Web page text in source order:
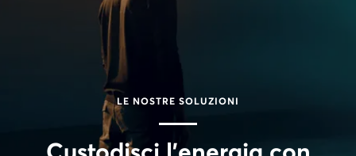
LE NOSTRE SOLUZIONI